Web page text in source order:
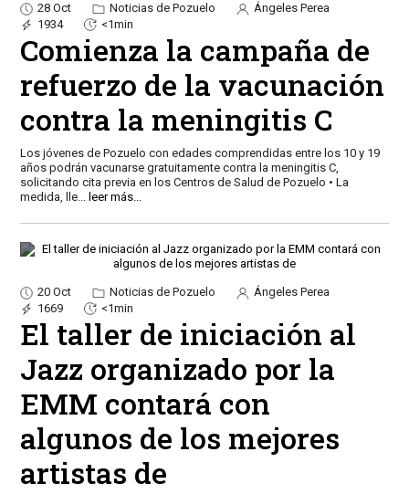
28 Oct Noticias de Pozuelo
Ángeles Perea
1934
<1min
Comienza la campaña de
refuerzo de la vacunación
contra la meningitis C
Los jóvenes de Pozuelo con edades comprendidas entre los 10 y 19
años podrán vacunarse gratuitamente contra la meningitis C,
solicitando cita previa en los Centros de Salud de Pozuelo • La
medida, lle... leer más...
20 Oct Noticias de Pozuelo
Ángeles Perea
1669
<1min
El taller de iniciación al
Jazz organizado por la
EMM contará con
algunos de los mejores
artistas de